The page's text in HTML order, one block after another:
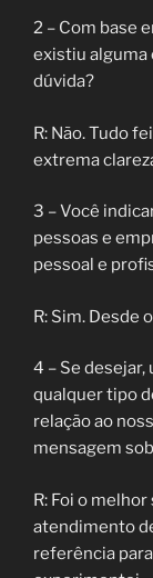
2 – Com base
existiu alguma
dúvida?
R: Não. Tudo
extrema
3 – Você
pessoas e
pessoal e
R: Sim. Desde
4 – Se
qualquer tipo
relação ao
mensagem
R: Foi o
atendimento
referência